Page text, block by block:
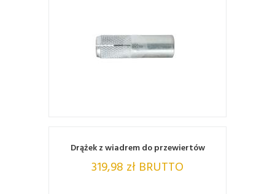
Drążek z wiadrem do przewiertów
319,98 zł BRUTTO